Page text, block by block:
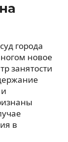
города
новое
занятости
в